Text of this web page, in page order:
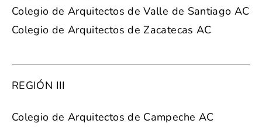
Colegio de Arquitectos de Valle de Santiago AC
Colegio de Arquitectos de Zacatecas AC
REGIÓN III
Colegio de Arquitectos de Campeche AC